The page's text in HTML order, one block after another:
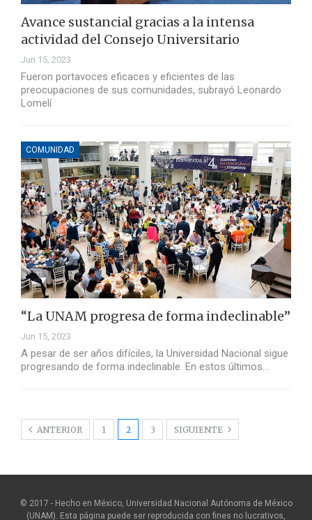
Avance sustancial gracias a la intensa
actividad del Consejo Universitario
Jun 15, 2023
Fueron portavoces eficaces y eficientes de las
preocupaciones de sus comunidades, subrayó Leonardo
Lomelí
COMUNIDAD
“La UNAM progresa de forma indeclinable”
Jun 15, 2023
A pesar de ser años difíciles, la Universidad Nacional sigue
progresando de forma indeclinable. En estos últimos…
ANTERIOR 1 2 3 SIGUIENTE
© 2017 - Hecho en México, Universidad Nacional Autónoma de México
(UNAM). Esta página puede ser reproducida con fines no lucrativos,